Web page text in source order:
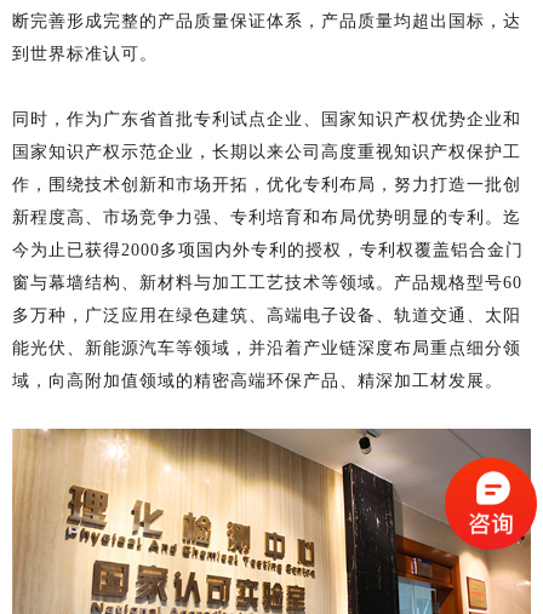
断完善形成完整的产品质量保证体系，产品质量均超出国标，达
到世界标准认可。
同时，作为广东省首批专利试点企业、国家知识产权优势企业和
国家知识产权示范企业，长期以来公司高度重视知识产权保护工
作，围绕技术创新和市场开拓，优化专利布局，努力打造一批创
新程度高、市场竞争力强、专利培育和布局优势明显的专利。迄
今为止已获得2000多项国内外专利的授权，专利权覆盖铝合金门
窗与幕墙结构、新材料与加工工艺技术等领域。产品规格型号60
多万种，广泛应用在绿色建筑、高端电子设备、轨道交通、太阳
能光伏、新能源汽车等领域，并沿着产业链深度布局重点细分领
域，向高附加值领域的精密高端环保产品、精深加工材发展。